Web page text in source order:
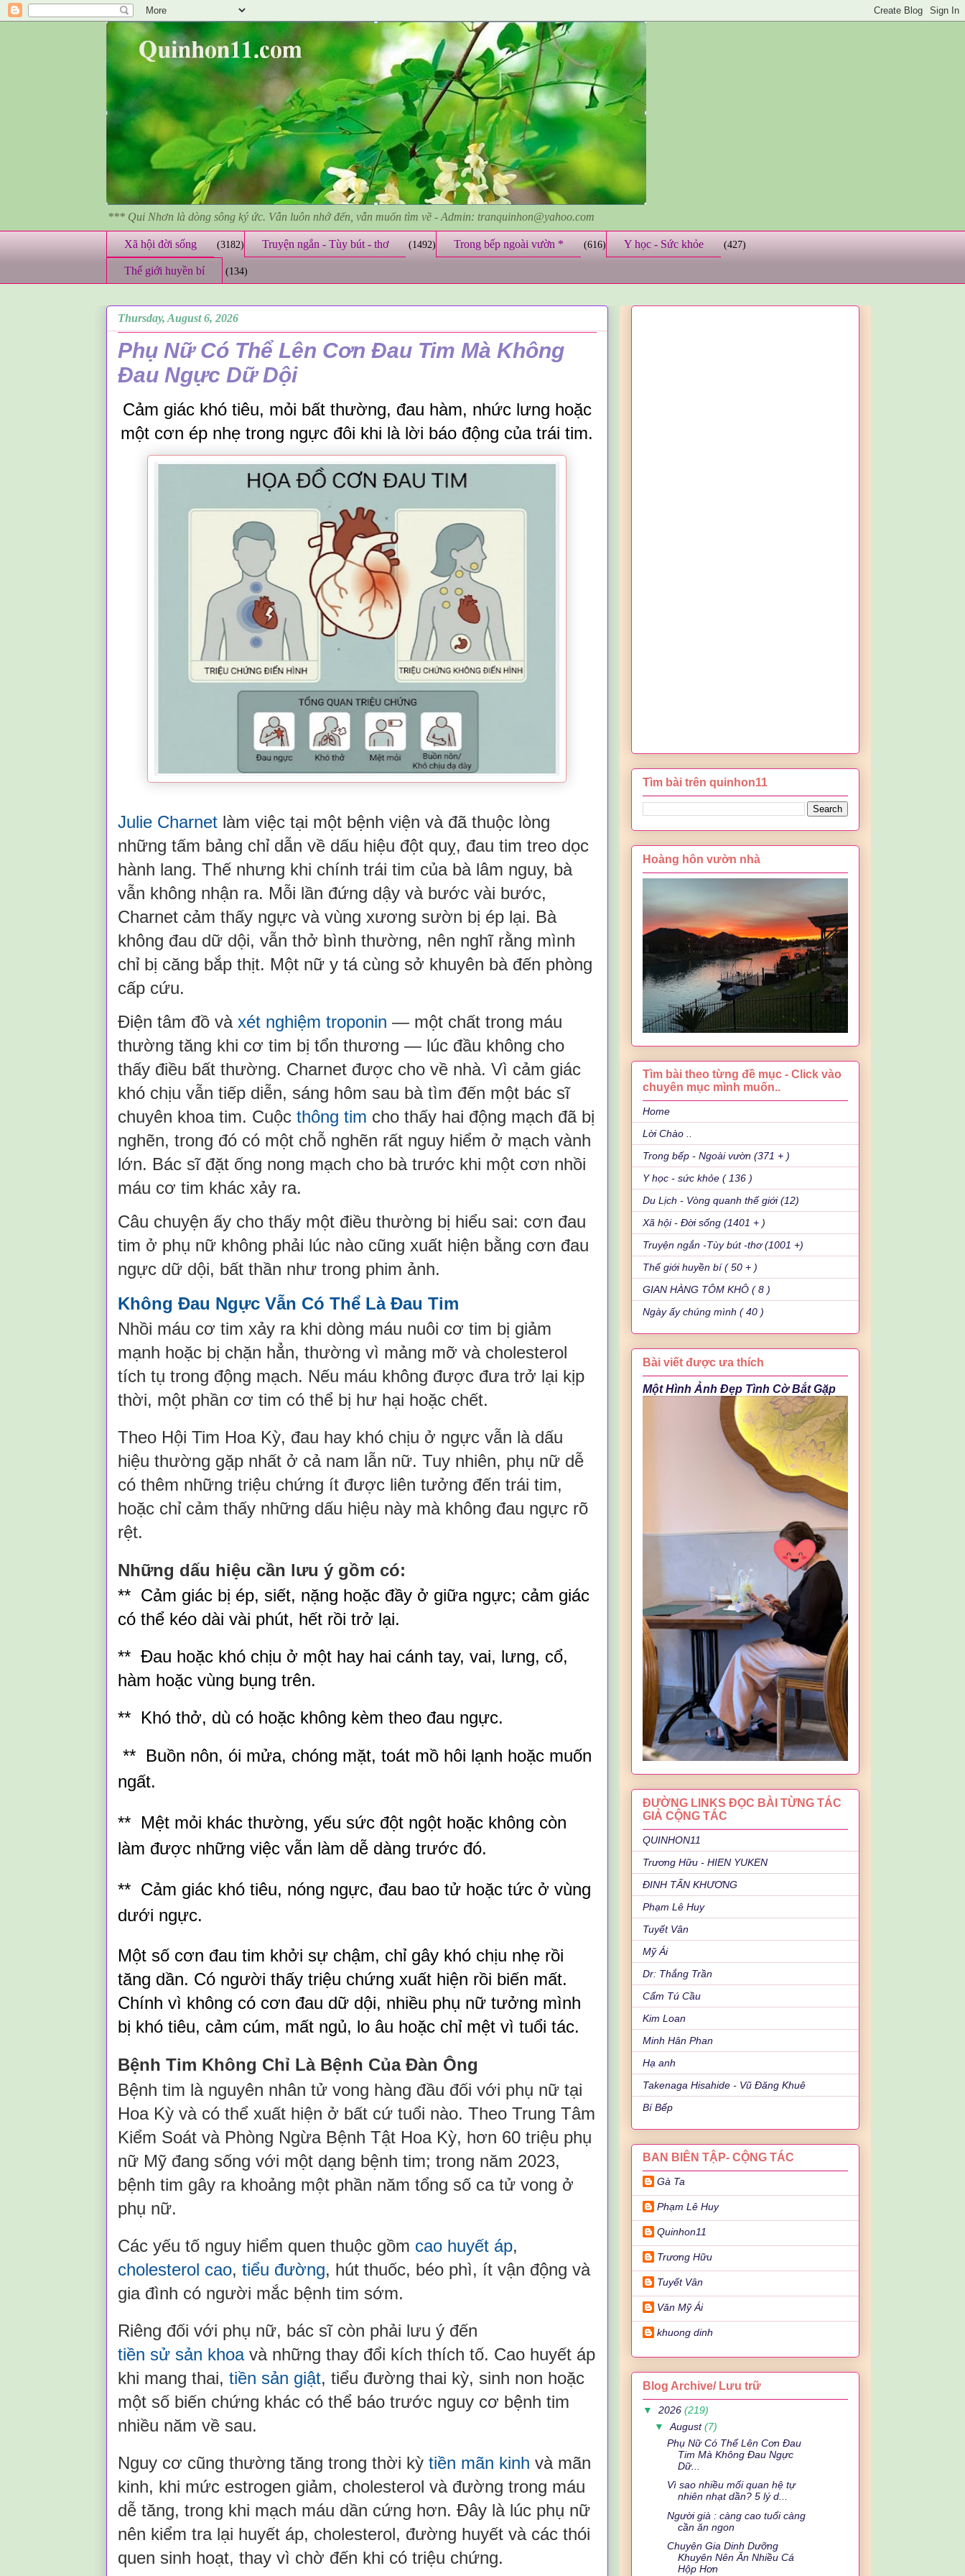
*** Qui Nhơn là dòng sông ký ức. Vẫn luôn nhớ đến, vẫn muốn tìm về - Admin: tranquinhon@yahoo.com
Xã hội đời sống (3182) Truyện ngắn - Tùy bút - thơ (1492) Trong bếp ngoài vườn * (616) Y học - Sức khỏe (427)
Thế giới huyền bí (134)
Thursday, August 6, 2026
Phụ Nữ Có Thể Lên Cơn Đau Tim Mà Không
Đau Ngực Dữ Dội
Cảm giác khó tiêu, mỏi bất thường, đau hàm, nhức lưng hoặc
một cơn ép nhẹ trong ngực đôi khi là lời báo động của trái tim.
Julie Charnetlàm việc tại một bệnh viện và đã thuộc lòng
những tấm bảng chỉ dẫn về dấu hiệu đột quỵ, đau tim treo dọc
hành lang. Thế nhưng khi chính trái tim của bà lâm nguy, bà
vẫn không nhận ra. Mỗi lần đứng dậy và bước vài bước,
Charnet cảm thấy ngực và vùng xương sườn bị ép lại. Bà
không đau dữ dội, vẫn thở bình thường, nên nghĩ rằng mình
chỉ bị căng bắp thịt. Một nữ y tá cùng sở khuyên bà đến phòng
cấp cứu.
Điện tâm đồ và xét nghiệm troponin — một chất trong máu
thường tăng khi cơ tim bị tổn thương — lúc đầu không cho
thấy điều bất thường. Charnet được cho về nhà. Vì cảm giác
khó chịu vẫn tiếp diễn, sáng hôm sau bà tìm đến một bác sĩ
chuyên khoa tim. Cuộc thông tim cho thấy hai động mạch đã bị
nghẽn, trong đó có một chỗ nghẽn rất nguy hiểm ở mạch vành
lớn. Bác sĩ đặt ống nong mạch cho bà trước khi một cơn nhồi
máu cơ tim khác xảy ra.
Câu chuyện ấy cho thấy một điều thường bị hiểu sai: cơn đau
tim ở phụ nữ không phải lúc nào cũng xuất hiện bằng cơn đau
ngực dữ dội, bất thần như trong phim ảnh.
Không Đau Ngực Vẫn Có Thể Là Đau Tim
Nhồi máu cơ tim xảy ra khi dòng máu nuôi cơ tim bị giảm
mạnh hoặc bị chặn hẳn, thường vì mảng mỡ và cholesterol
tích tụ trong động mạch. Nếu máu không được đưa trở lại kịp
thời, một phần cơ tim có thể bị hư hại hoặc chết.
Theo Hội Tim Hoa Kỳ, đau hay khó chịu ở ngực vẫn là dấu
hiệu thường gặp nhất ở cả nam lẫn nữ. Tuy nhiên, phụ nữ dễ
có thêm những triệu chứng ít được liên tưởng đến trái tim,
hoặc chỉ cảm thấy những dấu hiệu này mà không đau ngực rõ
rệt.
Những dấu hiệu cần lưu ý gồm có:
** Cảm giác bị ép, siết, nặng hoặc đầy ở giữa ngực; cảm giác
có thể kéo dài vài phút, hết rồi trở lại.
** Đau hoặc khó chịu ở một hay hai cánh tay, vai, lưng, cổ,
hàm hoặc vùng bụng trên.
** Khó thở, dù có hoặc không kèm theo đau ngực.
** Buồn nôn, ói mửa, chóng mặt, toát mồ hôi lạnh hoặc muốn
ngất.
** Mệt mỏi khác thường, yếu sức đột ngột hoặc không còn
làm được những việc vẫn làm dễ dàng trước đó.
** Cảm giác khó tiêu, nóng ngực, đau bao tử hoặc tức ở vùng
dưới ngực.
Một số cơn đau tim khởi sự chậm, chỉ gây khó chịu nhẹ rồi
tăng dần. Có người thấy triệu chứng xuất hiện rồi biến mất.
Chính vì không có cơn đau dữ dội, nhiều phụ nữ tưởng mình
bị khó tiêu, cảm cúm, mất ngủ, lo âu hoặc chỉ mệt vì tuổi tác.
Bệnh Tim Không Chỉ Là Bệnh Của Đàn Ông
Bệnh tim là nguyên nhân tử vong hàng đầu đối với phụ nữ tại
Hoa Kỳ và có thể xuất hiện ở bất cứ tuổi nào. Theo Trung Tâm
Kiểm Soát và Phòng Ngừa Bệnh Tật Hoa Kỳ, hơn 60 triệu phụ
nữ Mỹ đang sống với một dạng bệnh tim; trong năm 2023,
bệnh tim gây ra khoảng một phần năm tổng số ca tử vong ở
phụ nữ.
Các yếu tố nguy hiểm quen thuộc gồm cao huyết áp,
cholesterol cao, tiểu đường, hút thuốc, béo phì, ít vận động và
gia đình có người mắc bệnh tim sớm.
Riêng đối với phụ nữ, bác sĩ còn phải lưu ý đến
tiền sử sản khoavà những thay đổi kích thích tố. Cao huyết áp
khi mang thai, tiền sản giật, tiểu đường thai kỳ, sinh non hoặc
một số biến chứng khác có thể báo trước nguy cơ bệnh tim
nhiều năm về sau.
Nguy cơ cũng thường tăng trong thời kỳ tiền mãn kinh và mãn
kinh, khi mức estrogen giảm, cholesterol và đường trong máu
dễ tăng, trong khi mạch máu dần cứng hơn. Đây là lúc phụ nữ
nên kiểm tra lại huyết áp, cholesterol, đường huyết và các thói
quen sinh hoạt, thay vì chờ đến khi có triệu chứng.
Tìm bài trên quinhon11
Hoàng hôn vườn nhà
Tìm bài theo từng đề mục - Click vào
chuyên mục mình muốn..
Home
Lời Chào ..
Trong bếp - Ngoài vườn (371 + )
Y học - sức khỏe ( 136 )
Du Lịch - Vòng quanh thế giới (12)
Xã hội - Đời sống (1401 + )
Truyện ngắn -Tùy bút -thơ (1001 +)
Thế giới huyền bí ( 50 + )
GIAN HÀNG TÔM KHÔ ( 8 )
Ngày ấy chúng mình ( 40 )
Bài viết được ưa thích
Một Hình Ảnh Đẹp Tình Cờ Bắt Gặp
ĐƯỜNG LINKS ĐỌC BÀI TỪNG TÁC
GIẢ CỘNG TÁC
QUINHON11
Trương Hữu - HIEN YUKEN
ĐINH TẤN KHƯƠNG
Phạm Lê Huy
Tuyết Vân
Mỹ Ái
Dr: Thắng Trần
Cẩm Tú Cầu
Kim Loan
Minh Hân Phan
Hạ anh
Takenaga Hisahide - Vũ Đăng Khuê
Bí Bếp
BAN BIÊN TẬP- CỘNG TÁC
Gà Ta
Phạm Lê Huy
Quinhon11
Trương Hữu
Tuyết Vân
Văn Mỹ Ái
khuong dinh
Blog Archive/ Lưu trữ
▼ 2026 (219)
▼August(7)
Phụ Nữ Có Thể Lên Cơn Đau
Tim Mà Không Đau Ngực
Dữ...
Vì sao nhiều mối quan hệ tự
nhiên nhạt dần? 5 lý d...
Người già : càng cao tuổi càng
cần ăn ngon
Chuyên Gia Dinh Dưỡng
Khuyên Nên Ăn Nhiều Cá
Hộp Hơn